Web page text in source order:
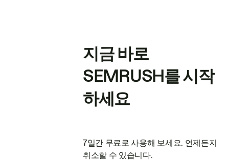
지금 바로
SEMRUSH를 시작
하세요
7일간 무료로 사용해 보세요. 언제든지
취소할 수 있습니다.